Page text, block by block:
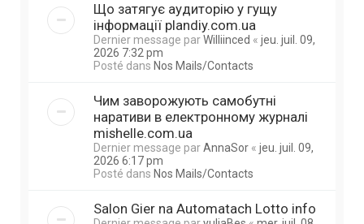
Що затягує аудиторію у гущу
інформації plandiy.com.ua
Dernier message parWilliinced « jeu. juil. 09,
2026 7:32 pm
Posté dans Nos Mails/Contacts
Чим заворожують самобутні
наративи в електронному журналі
mishelle.com.ua
Dernier message parAnnaSor « jeu. juil. 09,
2026 6:17 pm
Posté dans Nos Mails/Contacts
Salon Gier na Automatach Lotto info